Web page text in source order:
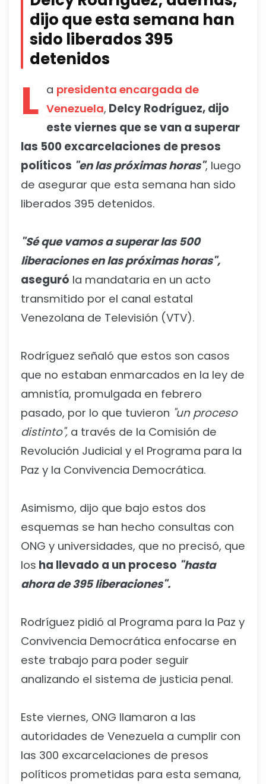
dijo que esta semana han
sido liberados 395
detenidos
L a presidenta encargada de
Venezuela, Delcy Rodríguez, dijo
este viernes que se van a superar
las 500 excarcelaciones de presos
políticos "en las próximas horas", luego
de asegurar que esta semana han sido
liberados 395 detenidos.
"Sé que vamos a superar las 500
liberaciones en las próximas horas",
aseguró la mandataria en un acto
transmitido por el canal estatal
Venezolana de Televisión (VTV).
Rodríguez señaló que estos son casos
que no estaban enmarcados en la ley de
amnistía, promulgada en febrero
pasado, por lo que tuvieron "un proceso
distinto", a través de la Comisión de
Revolución Judicial y el Programa para la
Paz y la Convivencia Democrática.
Asimismo, dijo que bajo estos dos
esquemas se han hecho consultas con
ONG y universidades, que no precisó, que
los ha llevado a un proceso "hasta
ahora de 395 liberaciones".
Rodríguez pidió al Programa para la Paz y
Convivencia Democrática enfocarse en
este trabajo para poder seguir
analizando el sistema de justicia penal.
Este viernes, ONG llamaron a las
autoridades de Venezuela a cumplir con
las 300 excarcelaciones de presos
políticos prometidas para esta semana,